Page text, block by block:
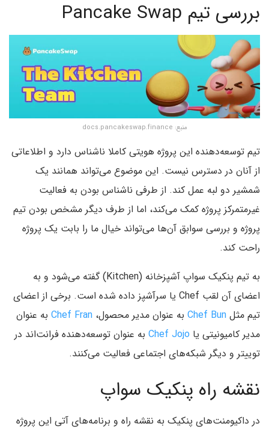
بررسی تیم Pancake Swap
منبع: docs.pancakeswap.finance
تیم توسعه‌دهنده این پروژه هویتی کاملا ناشناس دارد و اطلاعاتی
از آنان در دسترس نیست. این موضوع می‌تواند همانند یک
شمشیر دو لبه عمل کند. از طرفی ناشناس بودن به فعالیت
غیرمتمرکز پروژه کمک می‌کند،‌ اما از طرف دیگر مشخص بودن تیم
پروژه و بررسی سوابق آن‌ها می‌تواند خیال ما را بابت یک پروژه
راحت کند.
به تیم پنکیک سواپ آشپزخانه (Kitchen) گفته می‌شود و به
اعضای آن لقب Chef یا سرآشپز داده شده است. برخی از اعضای
تیم مثل Chef Bun به عنوان مدیر محصول، Chef Fran به عنوان
مدیر کامیونیتی یا Chef Jojo به عنوان توسعه‌دهنده فرانت‌اند در
توییتر و دیگر شبکه‌های اجتماعی فعالیت می‌کنند.
نقشه راه پنکیک سواپ
در داکیومنت‌های پنکیک به نقشه راه و برنامه‌‌های آتی این پروژه